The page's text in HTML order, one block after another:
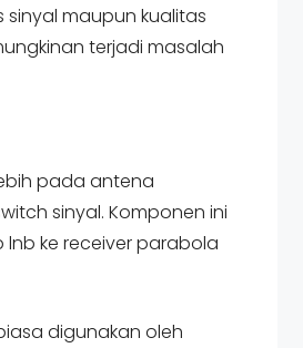
sinyal maupun kualitas
terjadi masalah
pada antena
sinyal. Komponen ini
ke receiver parabola
digunakan oleh